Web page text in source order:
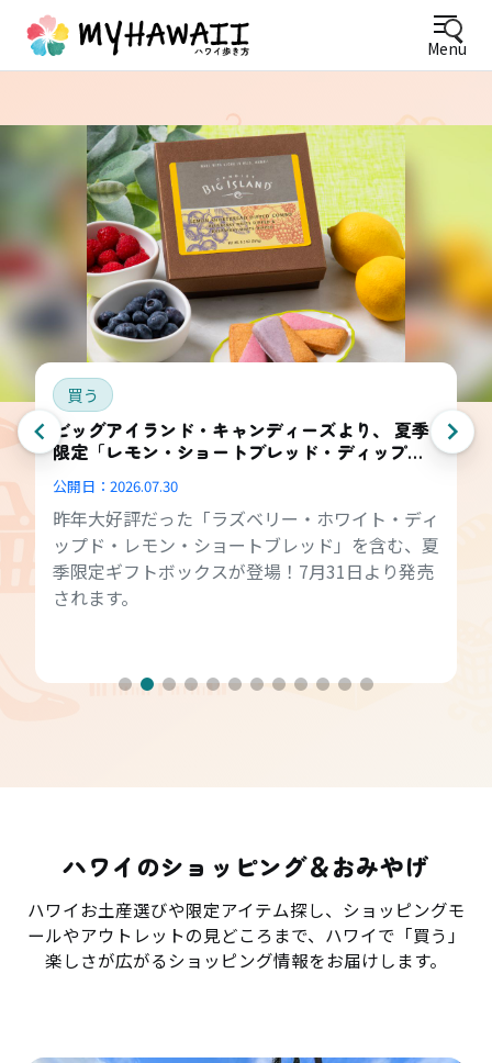
Menu
買う
ビッグアイランド・キャンディーズより、 夏季
限定「レモン・ショートブレッド・ディップ
公開日： 2026.07.30
昨年大好評だった「ラズベリー・ホワイト・ディ
ップド・レモン・ショートブレッド」を含む、夏
季限定ギフトボックスが登場！7月31日より発売
されます。
ハワイのショッピング＆おみやげ
ハワイお土産選びや限定アイテム探し、ショッピングモ
ールやアウトレットの見どころまで、ハワイで「買う」
楽しさが広がるショッピング情報をお届けします。